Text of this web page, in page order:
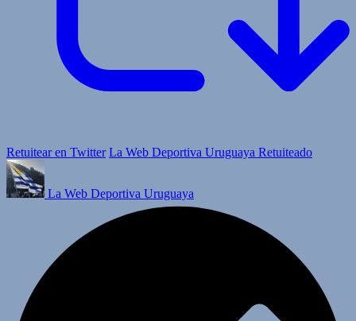
Retuitear en Twitter La Web Deportiva Uruguaya Retuiteado
La Web Deportiva Uruguaya